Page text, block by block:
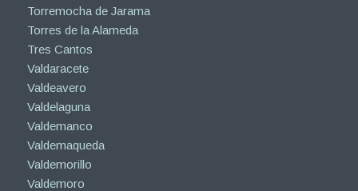
Torremocha de Jarama
Torres de la Alameda
Tres Cantos
Valdaracete
Valdeavero
Valdelaguna
Valdemanco
Valdemaqueda
Valdemorillo
Valdemoro